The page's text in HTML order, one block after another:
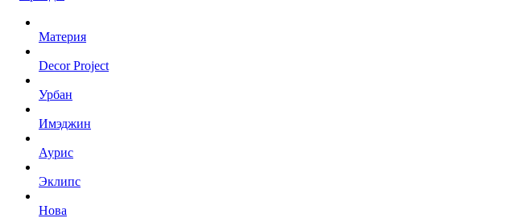
Материя
Decor Project
Урбан
Имэджин
Аурис
Эклипс
Нова